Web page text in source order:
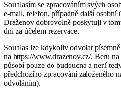
Souhlasím se zpracováním svých
e-mail, telefon, případně další osobní
Draženov dobrovolně poskytuji v
dní za účelem rezervace.
Souhlas lze kdykoliv odvolat
na https://www.drazenov.cz/. Beru
působí pouze do budoucna a není
předchozího zpracování založeného
odvoláním).